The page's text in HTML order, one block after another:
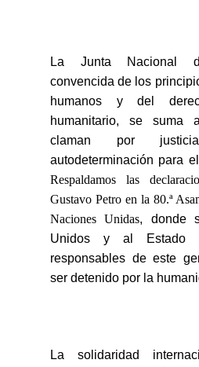
La Junta Nacional
convencida de los
humanos y del
humanitario, se suma
claman por
autodeterminación para
Respaldamos las
Gustavo Petro en la 80.ª
Naciones Unidas, donde
Unidos y al Estado
responsables de este
ser detenido por la
La solidaridad